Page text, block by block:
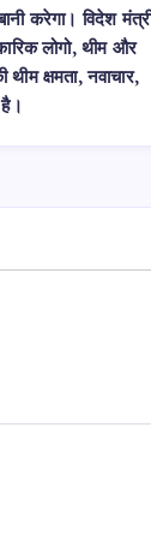
करेगा। विदेश
लोगो, थीम और
क्षमता, नवाचार,